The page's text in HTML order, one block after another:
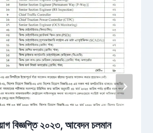
বিজ্ঞপ্তি ২০২৩, আবেদন চলমান